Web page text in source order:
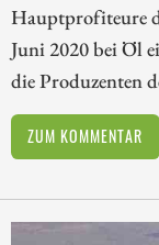
Hauptprofiteure
Juni 2020 bei Öl
die Produzenten
ZUM KOMMENTAR